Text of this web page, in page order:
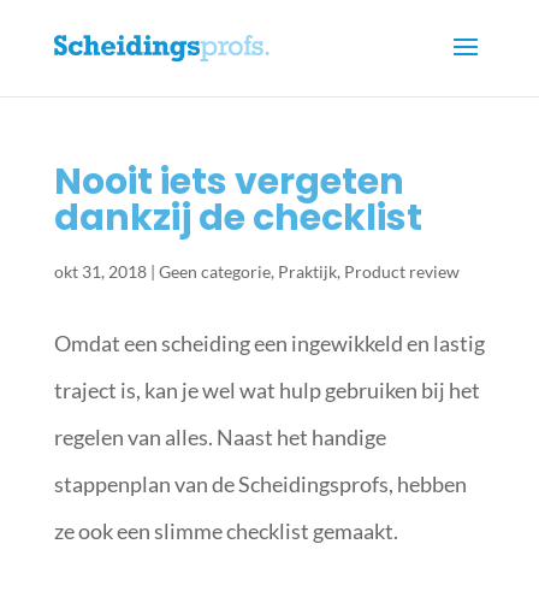
Nooit iets vergeten
dankzij de checklist
okt 31, 2018| Geen categorie, Praktijk, Product review
Omdat een scheiding een ingewikkeld en lastig
traject is, kan je wel wat hulp gebruiken bij het
regelen van alles. Naast het handige
stappenplan van de Scheidingsprofs, hebben
ze ook een slimme checklist gemaakt.